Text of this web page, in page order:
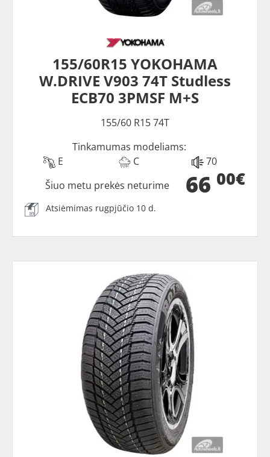
155/60R15 YOKOHAMA
W.DRIVE V903 74T Studless
ECB70 3PMSF M+S
155/60 R15 74T
Tinkamumas modeliams:
E
C 70
66 00€
Šiuo metu prekės neturime
Atsiėmimas rugpjūčio 10 d.